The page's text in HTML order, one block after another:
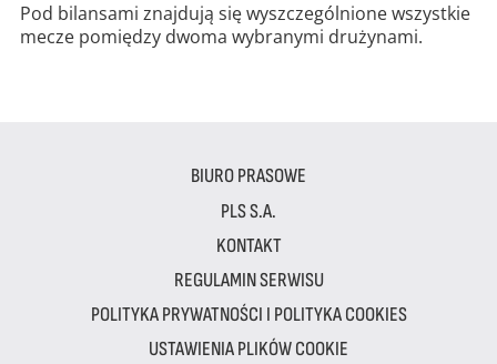
Pod bilansami znajdują się wyszczególnione wszystkie
mecze pomiędzy dwoma wybranymi drużynami.
BIURO PRASOWE
PLS S.A.
KONTAKT
REGULAMIN SERWISU
POLITYKA PRYWATNOŚCI I POLITYKA COOKIES
USTAWIENIA PLIKÓW COOKIE